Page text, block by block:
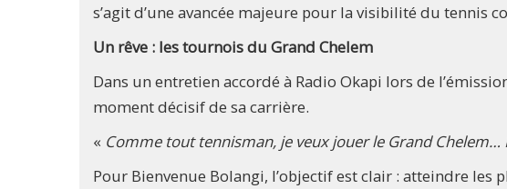
s’agit d’une avancée majeure pour la visibilité du tennis
Un rêve : les tournois du Grand Chelem
Dans un entretien accordé à Radio Okapi lors de
moment décisif de sa carrière.
« Comme tout tennisman, je veux jouer le Grand Chelem…
Pour Bienvenue Bolangi, l’objectif est clair : atteindre